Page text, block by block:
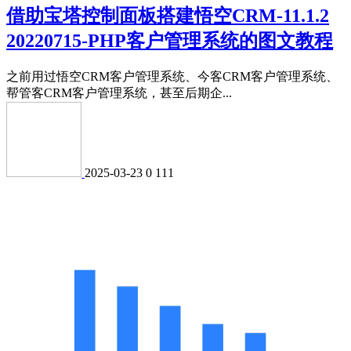
借助宝塔控制面板搭建悟空CRM-11.1.2
20220715-PHP客户管理系统的图文教程
之前用过悟空CRM客户管理系统、今客CRM客户管理系统、
帮管客CRM客户管理系统，甚至后期企...
2025-03-23 0 111